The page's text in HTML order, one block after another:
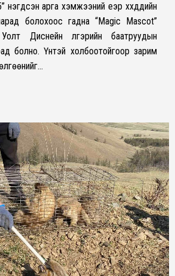
нэгдсэн арга хэмжээний үеэр хүүхдүүдийн
парад болохоос гадна “Magic Mascot”
Уолт Диснейн үлгэрийн баатруудын
болно. Үүнтэй холбоотойгоор зарим